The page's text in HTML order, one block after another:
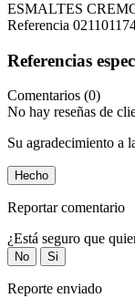
ESMALTES
Referencia
Referencias
Comentarios (0)
No hay reseñas de
Su agradecimiento a
Hecho
Reportar comentario
¿Está seguro que
No Si
Reporte enviado